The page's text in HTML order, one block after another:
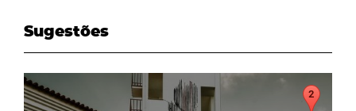
Sugestões
page